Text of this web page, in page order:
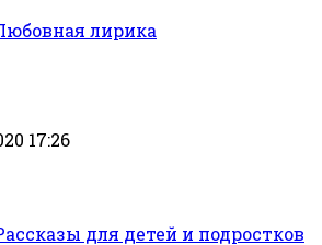
лирика
17:26
для детей и подростков